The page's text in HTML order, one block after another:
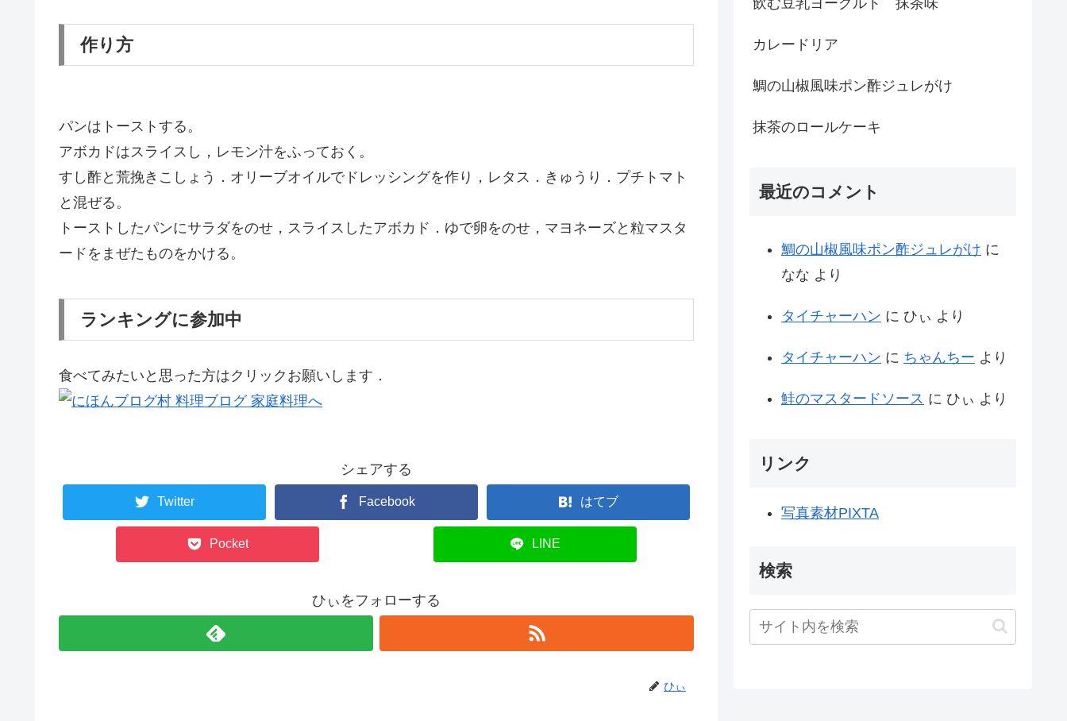
作り方
パンはトーストする。
アボカドはスライスし，レモン汁をふっておく。
すし酢と荒挽きこしょう．オリーブオイルでドレッシングを作り，レタス．きゅうり．プチトマト
と混ぜる。
トーストしたパンにサラダをのせ，スライスしたアボカド．ゆで卵をのせ，マヨネーズと粒マスタ
ードをまぜたものをかける。
ランキングに参加中
食べてみたいと思った方はクリックお願いします．
シェアする
Twitter Facebook はてブ
Pocket LINE
ひぃをフォローする
ひぃ
カレードリア
鯛の山椒風味ポン酢ジュレがけ
抹茶のロールケーキ
最近のコメント
鯛の山椒風味ポン酢ジュレがけ に
なな より
タイチャーハン に ひぃ より
タイチャーハン に ちゃんちー より
鮭のマスタードソース に ひぃ より
リンク
写真素材PIXTA
検索